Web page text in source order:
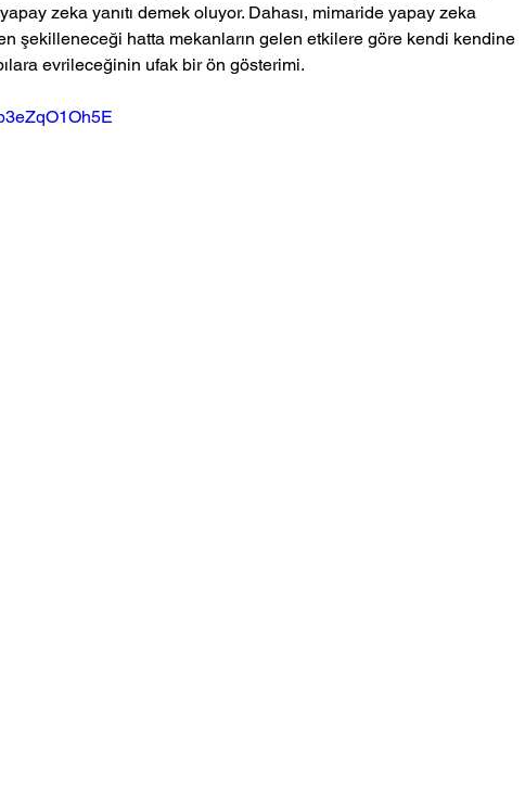
zeka yanıtı demek oluyor. Dahası, mimaride yapay zeka
şekilleneceği hatta mekanların gelen etkilere göre kendi kendine
evrileceğinin ufak bir ön gösterimi.